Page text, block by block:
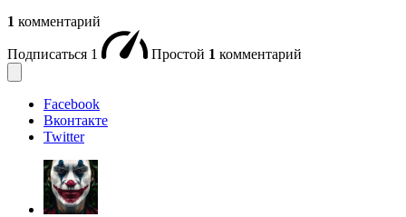
1 комментарий
Подписаться 1 Простой 1 комментарий
Facebook
Вконтакте
Twitter